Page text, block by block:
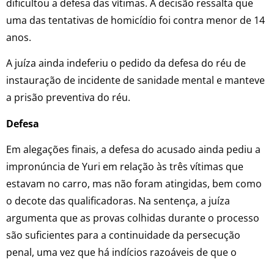
dificultou a defesa das vítimas. A decisão ressalta que
uma das tentativas de homicídio foi contra menor de 14
anos.
A juíza ainda indeferiu o pedido da defesa do réu de
instauração de incidente de sanidade mental e manteve
a prisão preventiva do réu.
Defesa
Em alegações finais, a defesa do acusado ainda pediu a
impronúncia de Yuri em relação às três vítimas que
estavam no carro, mas não foram atingidas, bem como
o decote das qualificadoras. Na sentença, a juíza
argumenta que as provas colhidas durante o processo
são suficientes para a continuidade da persecução
penal, uma vez que há indícios razoáveis de que o